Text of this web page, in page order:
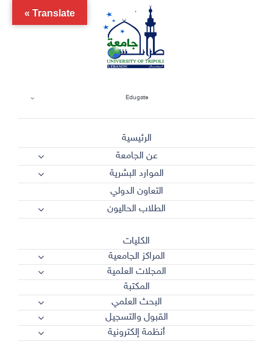
Edugate
الرئيسية
عن الجامعة
الموارد البشرية
التعاون الدولي
الطلاب الحاليون
الكليات
المراكز الجامعية
المجلات العلمية
المكتبة
البحث العلمي
القبول والتسجيل
أنظمة إلكترونية
Translate »